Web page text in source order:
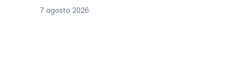
7 agosto 2026